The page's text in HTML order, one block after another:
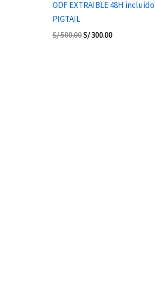
ODF EXTRAIBLE 48H incluido
PIGTAIL
S/500.00S/300.00